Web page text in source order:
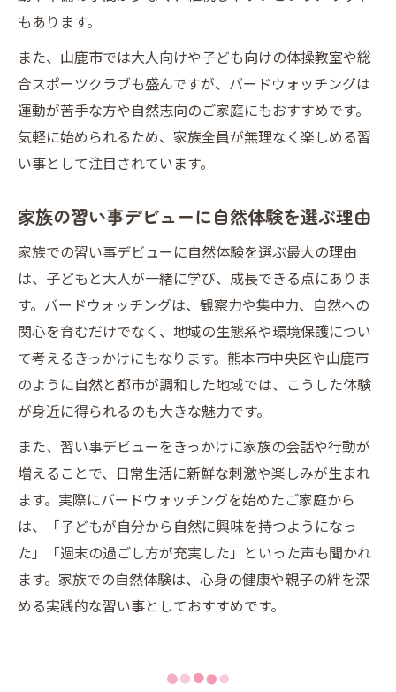
日常に彩りを加える習い事デビューの魅力
もあります。
また、山鹿市では大人向けや子ども向けの体操教室や総
合スポーツクラブも盛んですが、バードウォッチングは
運動が苦手な方や自然志向のご家庭にもおすすめです。
気軽に始められるため、家族全員が無理なく楽しめる習
い事として注目されています。
家族の習い事デビューに自然体験を選ぶ理由
家族での習い事デビューに自然体験を選ぶ最大の理由
は、子どもと大人が一緒に学び、成長できる点にありま
す。バードウォッチングは、観察力や集中力、自然への
関心を育むだけでなく、地域の生態系や環境保護につい
て考えるきっかけにもなります。熊本市中央区や山鹿市
のように自然と都市が調和した地域では、こうした体験
が身近に得られるのも大きな魅力です。
また、習い事デビューをきっかけに家族の会話や行動が
増えることで、日常生活に新鮮な刺激や楽しみが生まれ
ます。実際にバードウォッチングを始めたご家庭から
は、「子どもが自分から自然に興味を持つようになっ
た」「週末の過ごし方が充実した」といった声も聞かれ
ます。家族での自然体験は、心身の健康や親子の絆を深
める実践的な習い事としておすすめです。